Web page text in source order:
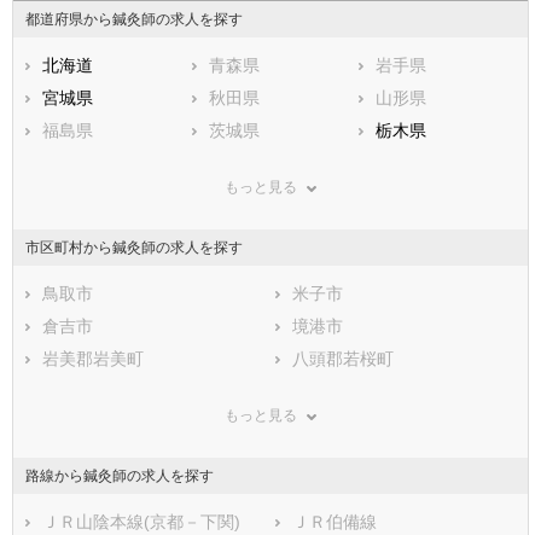
都道府県から鍼灸師の求人を探す
北海道 青森県
岩手県
宮城県
秋田県
山形県
福島県
茨城県
栃木県
神奈川県
石川県
福井県
静岡県
滋賀県
兵庫県
和歌山県
山口県
福岡県
熊本県
大分県
もっと見る
市区町村から鍼灸師の求人を探す
鳥取市
米子市
倉吉市
境港市
岩美郡岩美町
八頭郡若桜町
東伯郡湯梨浜町
西伯郡日吉津村
西伯郡南部町
西伯郡伯耆町
もっと見る
路線から鍼灸師の求人を探す
ＪＲ山陰本線(京都－下関) ＪＲ伯備線